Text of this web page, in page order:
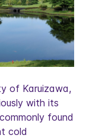
of Karuizawa,
with its
found
cold